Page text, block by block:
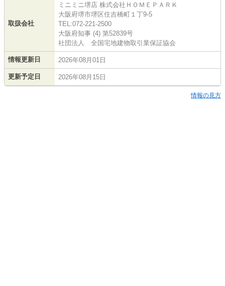
取扱会社
ミニミニ堺店 株式会社ＨＯＭＥＰＡＲＫ
大阪府堺市堺区住吉橋町１丁9-5
TEL:072-221-2500
大阪府知事 (4) 第52839号
社団法人 全国宅地建物取引業保証協会
情報更新日 2026年08月01日
更新予定日 2026年08月15日
情報の見方